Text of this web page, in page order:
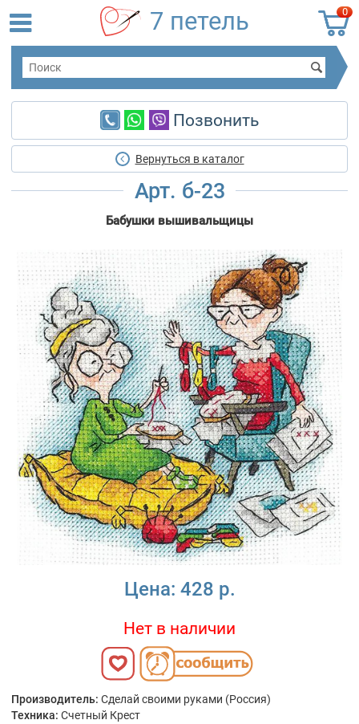
0
7 петель
Позвонить
Вернуться в каталог
Арт. б-23
Бабушки вышивальщицы
Цена: 428 р.
Нет в наличии
Производитель: Сделай своими руками (Россия)
Техника: Счетный Крест